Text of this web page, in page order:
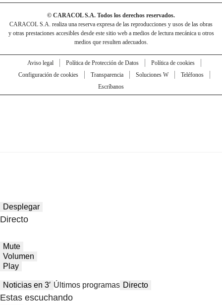
© CARACOL S.A. Todos los derechos reservados.
CARACOL S.A. realiza una reserva expresa de las reproducciones y usos de las obras
y otras prestaciones accesibles desde este sitio web a medios de lectura mecánica u otros
medios que resulten adecuados.
Aviso legal Política de Protección de Datos
Política de cookies
Configuración de cookies
Transparencia Soluciones W
Teléfonos
Escríbanos
Desplegar
Directo
Mute
Volumen
Play
Noticias en 3′ Últimos programas Directo
Estas escuchando